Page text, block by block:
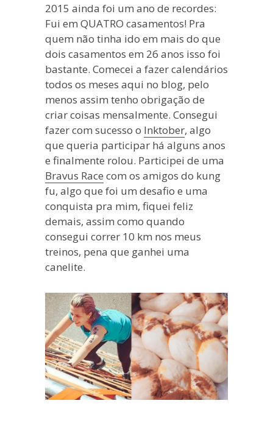
2015 ainda foi um ano de recordes:
Fui em QUATRO casamentos! Pra
quem não tinha ido em mais do que
dois casamentos em 26 anos isso foi
bastante. Comecei a fazer calendários
todos os meses aqui no blog, pelo
menos assim tenho obrigação de
criar coisas mensalmente. Consegui
fazer com sucesso o Inktober, algo
que queria participar há alguns anos
e finalmente rolou. Participei de uma
Bravus Race com os amigos do kung
fu, algo que foi um desafio e uma
conquista pra mim, fiquei feliz
demais, assim como quando
consegui correr 10 km nos meus
treinos, pena que ganhei uma
canelite.